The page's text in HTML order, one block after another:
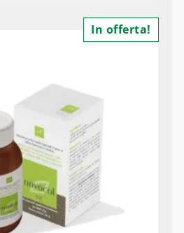
In offerta!